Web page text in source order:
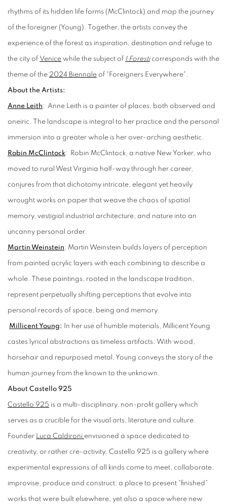
rhythms of its hidden life forms (McClintock) and map the journey
of the foreigner (Young). Together, the artists convey the
experience of the forest as inspiration, destination and refuge to
the city of Venice while the subject of I Foresti corresponds with the
theme of the 2024 Biennale of " Foreigners Everywhere".
About the Artists:
Anne Leith: Anne Leith is a painter of places, both observed and
oneiric. The landscape is integral to her practice and the personal
immersion into a greater whole is her over-arching aesthetic.
Robin McClintock: Robin McClintock, a native New Yorker, who
moved to rural West Virginia half-way through her career,
conjures from that dichotomy intricate, elegant yet heavily
wrought works on paper that weave the chaos of spatial
memory, vestigial industrial architecture, and nature into an
uncanny personal order.
Martin Weinstein: Martin Weinstein builds layers of perception
from painted acrylic layers with each combining to describe a
whole. These paintings, rooted in the landscape tradition,
represent perpetually shifting perceptions that evolve into
personal records of space, being and memory.
Millicent Young: In her use of humble materials, Millicent Young
castes lyrical abstractions as timeless artifacts. With wood,
horsehair and repurposed metal, Young conveys the story of the
human journey from the known to the unknown.
About Castello 925
Castello 925 is a multi-disciplinary, non-profit gallery which
serves as a crucible for the visual arts, literature and culture.
Founder Luca Caldironi envisioned a space dedicated to
creativity, or rather cre-activity. Castello 925 is a gallery where
experimental expressions of all kinds come to meet, collaborate,
improvise, produce and construct; a place to present “finished”
works that were built elsewhere, yet also a space where new